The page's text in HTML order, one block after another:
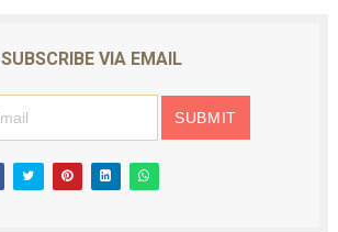
SUBSCRIBE VIA EMAIL